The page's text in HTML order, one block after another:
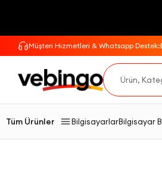
Müşteri Hizmetleri & Whatsapp Destek:
Tüm Ürünler BilgisayarlarBilgisayar